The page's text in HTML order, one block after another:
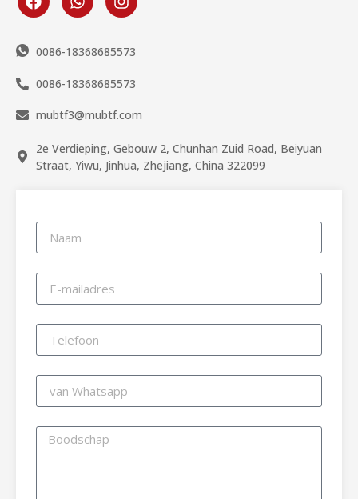
0086-18368685573
0086-18368685573
mubtf3@mubtf.com
2e Verdieping, Gebouw 2, Chunhan Zuid Road, Beiyuan
Straat, Yiwu, Jinhua, Zhejiang, China 322099